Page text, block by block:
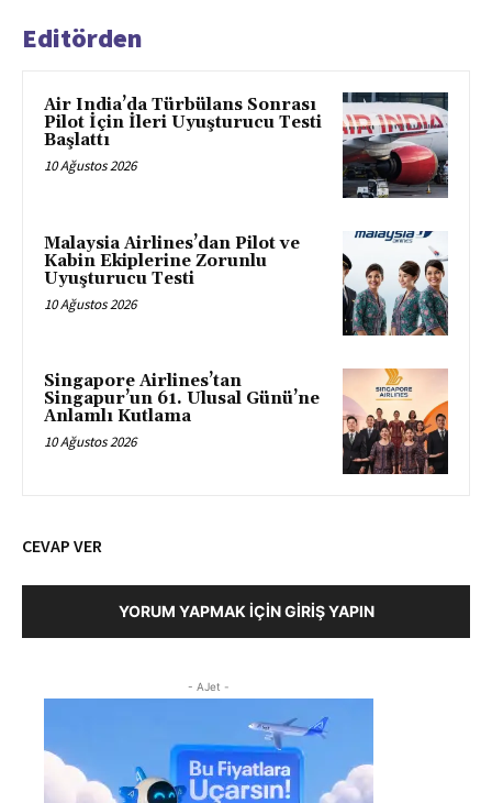
Editörden
Air India’da Türbülans Sonrası
Pilot İçin İleri Uyuşturucu Testi
Başlattı
10 Ağustos 2026
Malaysia Airlines’dan Pilot ve
Kabin Ekiplerine Zorunlu
Uyuşturucu Testi
10 Ağustos 2026
Singapore Airlines’tan
Singapur’un 61. Ulusal Günü’ne
Anlamlı Kutlama
10 Ağustos 2026
CEVAP VER
YORUM YAPMAK İÇIN GIRIŞ YAPIN
- AJet -